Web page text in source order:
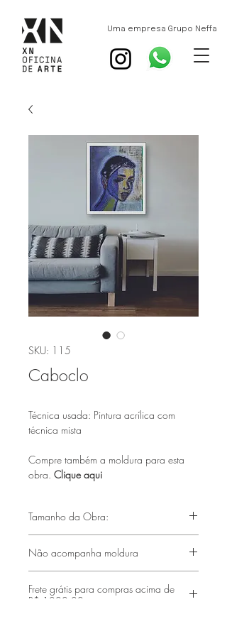
Uma empresa Grupo Neffa
SKU: 115
Caboclo
Técnica usada: Pintura acrílica com
técnica mista
Compre também a moldura para esta
obra. Clique aqui
Tamanho da Obra:
Não acompanha moldura
Frete grátis para compras acima de
R$ 1000,00